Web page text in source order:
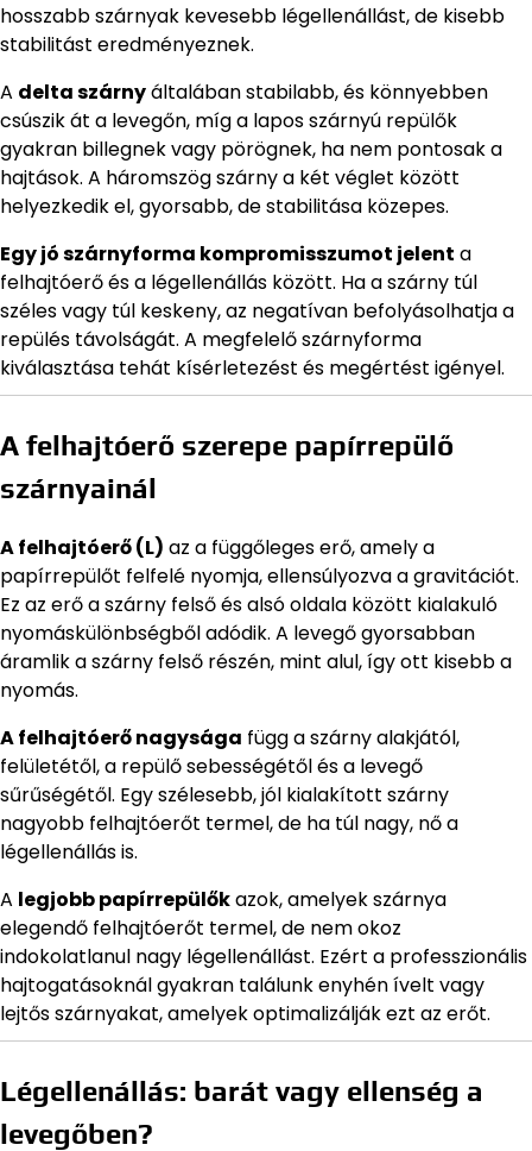
hosszabb szárnyak kevesebb légellenállást, de kisebb
stabilitást eredményeznek.
A delta szárnyáltalában stabilabb, és könnyebben
csúszik át a levegőn, míg a lapos szárnyú repülők
gyakran billegnek vagy pörögnek, ha nem pontosak a
hajtások. A háromszög szárny a két véglet között
helyezkedik el, gyorsabb, de stabilitása közepes.
Egy jó szárnyforma kompromisszumot jelent a
felhajtóerő és a légellenállás között. Ha a szárny túl
széles vagy túl keskeny, az negatívan befolyásolhatja a
repülés távolságát. A megfelelő szárnyforma
kiválasztása tehát kísérletezést és megértést igényel.
A felhajtóerő szerepe papírrepülő
szárnyainál
A felhajtóerő (L) az a függőleges erő, amely a
papírrepülőt felfelé nyomja, ellensúlyozva a gravitációt.
Ez az erő a szárny felső és alsó oldala között kialakuló
nyomáskülönbségből adódik. A levegő gyorsabban
áramlik a szárny felső részén, mint alul, így ott kisebb a
nyomás.
A felhajtóerő nagysága függ a szárny alakjától,
felületétől, a repülő sebességétől és a levegő
sűrűségétől. Egy szélesebb, jól kialakított szárny
nagyobb felhajtóerőt termel, de ha túl nagy, nő a
légellenállás is.
A legjobb papírrepülőkazok, amelyek szárnya
elegendő felhajtóerőt termel, de nem okoz
indokolatlanul nagy légellenállást. Ezért a professzionális
hajtogatásoknál gyakran találunk enyhén ívelt vagy
lejtős szárnyakat, amelyek optimalizálják ezt az erőt.
Légellenállás: barát vagy ellenség a
levegőben?